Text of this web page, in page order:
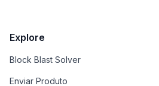
Explore
Block Blast Solver
Enviar Produto